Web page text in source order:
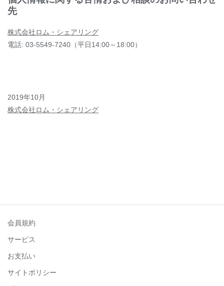
先
株式会社ロム・シェアリング
電話: 03-5549-7240（平日14:00～18:00）
2019年10月
株式会社ロム・シェアリング
会員規約
サービス
お支払い
サイトポリシー